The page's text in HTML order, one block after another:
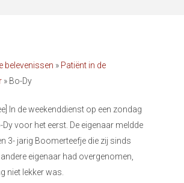
belevenissen » Patiënt in de
» Bo-Dy
In de weekenddienst op een zondag
Dy voor het eerst. De eigenaar meldde
3- jarig Boomerteefje die zij sinds
eigenaar had overgenomen,
niet lekker was.